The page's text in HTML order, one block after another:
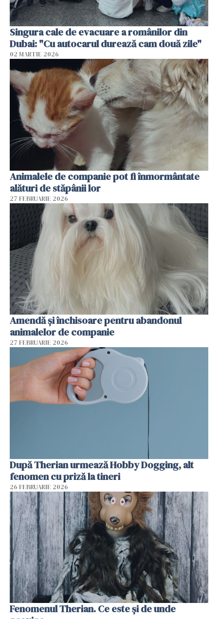
Singura cale de evacuare a românilor din
Dubai: "Cu autocarul durează cam două zile"
02 MARTIE 2026
Animalele de companie pot fi înmormântate
alături de stăpânii lor
27 FEBRUARIE 2026
Amendă și închisoare pentru abandonul
animalelor de companie
27 FEBRUARIE 2026
După Therian urmează Hobby Dogging, alt
fenomen cu priză la tineri
26 FEBRUARIE 2026
Fenomenul Therian. Ce este și de unde